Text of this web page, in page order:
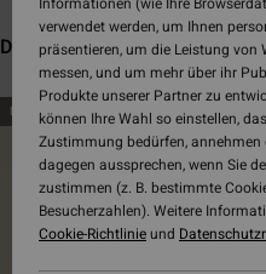
Das könnte dir auch gefallen
Direkt
zu
Filterkriterien
springen
Überspringen
und
filtern
BRANDNEU
verwendet werden, um Ihnen
präsentieren, um die Leistung von
messen, und um mehr über ihr
Produkte unserer Partner zu
können Ihre Wahl so einstellen,
Zustimmung bedürfen, annehmen
dagegen aussprechen, wenn Sie
zustimmen (z. B. bestimmte
Besucherzahlen). Weitere
Cookie-Richtlinieund